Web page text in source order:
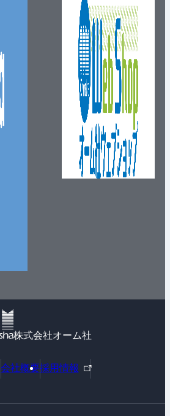
株式会社オーム社
会社概要採用情報
外
部
ン